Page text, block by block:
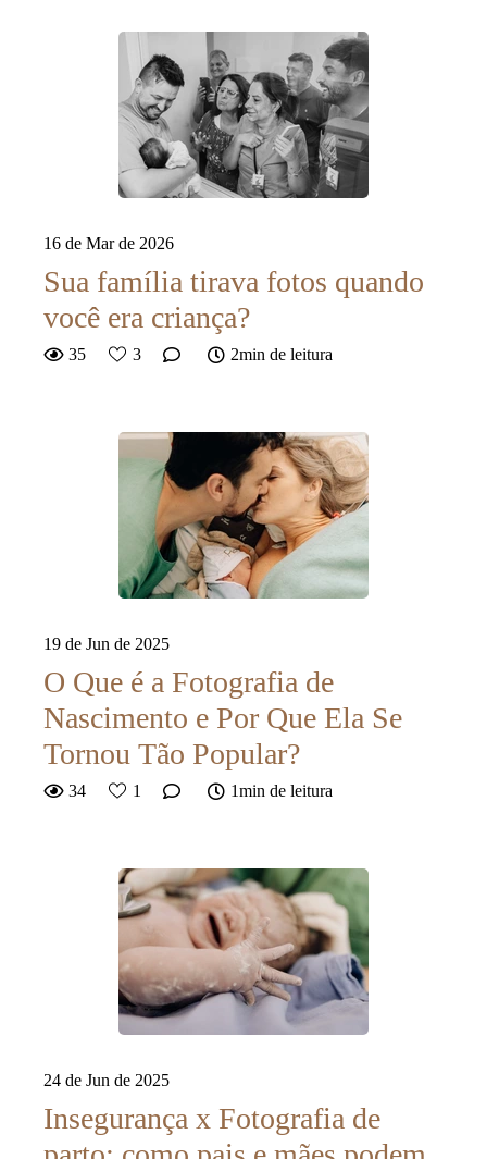
16 de Mar de 2026
Sua família tirava fotos quando
você era criança?
35 3 2min de leitura
19 de Jun de 2025
O Que é a Fotografia de
Nascimento e Por Que Ela Se
Tornou Tão Popular?
34 1 1min de leitura
24 de Jun de 2025
Insegurança x Fotografia de